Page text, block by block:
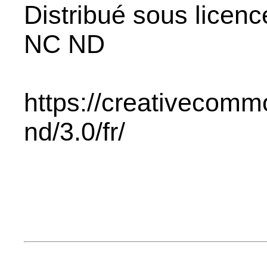
Distribué sous
NC ND
https://
nd/3.0/fr/